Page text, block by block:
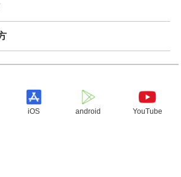
iOS android YouTube